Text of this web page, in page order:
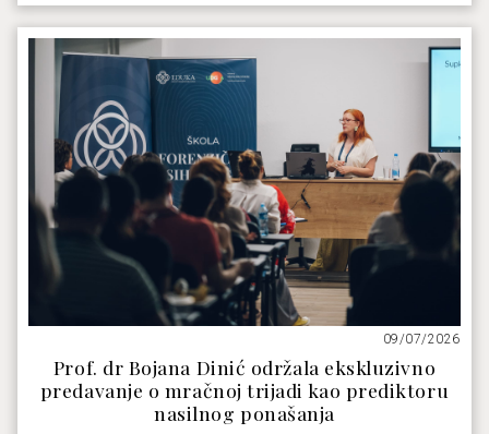
09/07/2026
Prof. dr Bojana Dinić održala ekskluzivno
predavanje o mračnoj trijadi kao prediktoru
nasilnog ponašanja